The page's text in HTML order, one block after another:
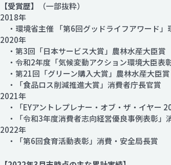
【受賞歴】
（一部抜粋）
2018年
・環境省主催 「第6回グッドライフアワード」
2020年
・第3回「日本サービス大賞」農林水産大臣賞
・令和2年度「気候変動アクション環境大臣表彰
・第21回「グリーン購入大賞」農林水産大臣賞
・「食品ロス削減推進大賞」消費者庁長官賞
2021年
・「EYアントレプレナー・オブ・ザ・イヤー
・「令和3年度消費者志向経営優良事例表彰」
2022年
・「第6回食育活動表彰」消費・安全局長賞